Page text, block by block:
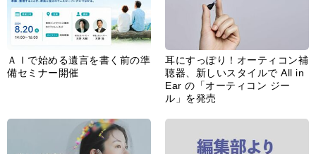
ＡＩで始める遺言を書く前の準
備セミナー開催
耳にすっぽり！オーティコン補
聴器、新しいスタイルで All in
Ear の「オーティコン ジー
ル」を発売